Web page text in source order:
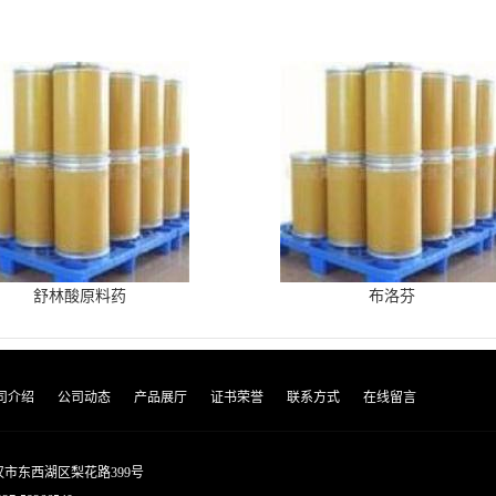
舒林酸原料药 布洛芬
介绍 公司动态 产品展厅 证书荣誉 联系方式 在线留言
市东西湖区梨花路399号